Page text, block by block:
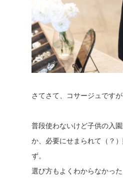
さてさて、コサージュですが
普段使わないけど子供の入
か、必要にせまられて（？
ず。
選び方もよくわからなかった